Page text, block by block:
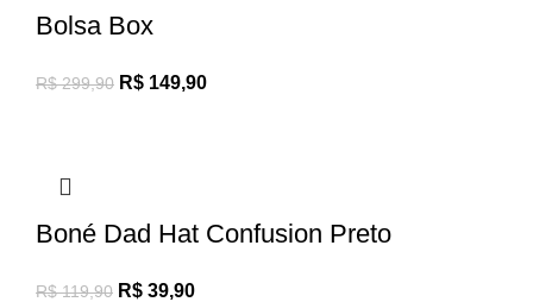
Bolsa Box
R$299,90 R$ 149,90
Boné Dad Hat Confusion Preto
R$119,90 R$ 39,90